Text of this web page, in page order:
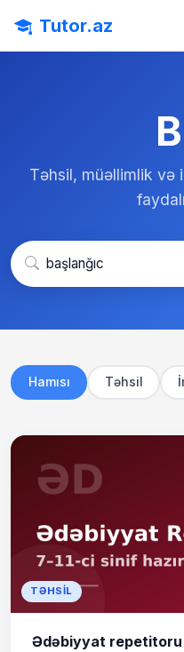
Tutor.az
Təhsil, müəllimlik və
Hamısı Təhsil
TƏHSIL
Ədəbiyyat repetitoru